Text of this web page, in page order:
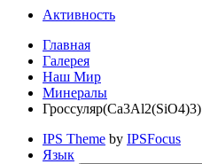
Активность
Главная
Галерея
Наш Мир
Минералы
Гроссуляр(Ca3Al2(SiO4)3)
IPS Theme by IPSFocus
Язык